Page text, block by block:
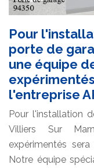
Pour
porte de
une équipe
l'entreprise
Pour l'installation
Villiers Sur
expérimentés
Notre équipe